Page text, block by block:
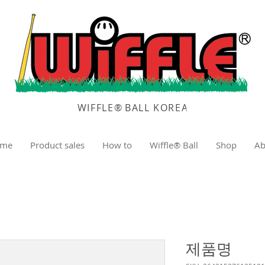
WIFFLE®BALL KOREA
Product sales How to Wiffle® Ball Shop
제품명